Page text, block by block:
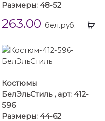
Размеры: 48-52
263.00 бел.руб.
Костюмы
БелЭльСтиль , арт: 412-
596
Размеры: 44-62